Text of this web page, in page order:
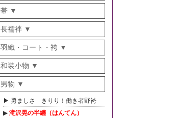
帯
長襦袢
羽織・コート・袴
和装小物
男物
勇ましさ きりり！働き者野袴
滝沢晃の半纏（はんてん）